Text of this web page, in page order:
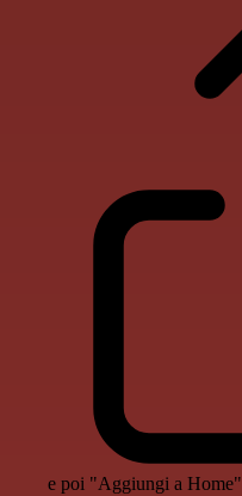
e poi "Aggiungi a Home"